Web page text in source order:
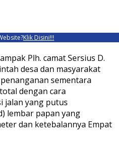
Klik Disini!!!
Plh. camat Sersius D.
desa dan masyarakat
sementara
dengan cara
jalan yang putus
lembar papan yang
dan ketebalannya Empat